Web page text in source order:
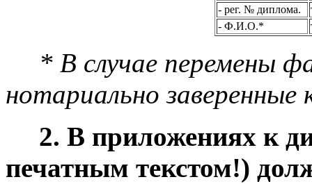
- рег. № диплома.
- Ф.И.О.*
* В случае перемены
нотариально заверенные
2. В приложениях к
печатным текстом!)